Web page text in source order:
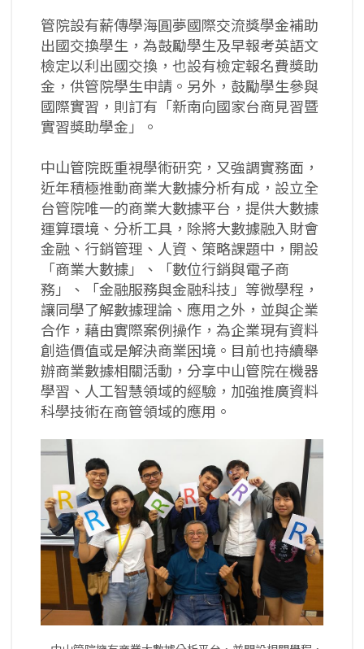
管院設有薪傳學海圓夢國際交流獎學金補助
出國交換學生，為鼓勵學生及早報考英語文
檢定以利出國交換，也設有檢定報名費獎助
金，供管院學生申請。另外，鼓勵學生參與
國際實習，則訂有「新南向國家台商見習暨
實習獎助學金」。
中山管院既重視學術研究，又強調實務面，
近年積極推動商業大數據分析有成，設立全
台管院唯一的商業大數據平台，提供大數據
運算環境、分析工具，除將大數據融入財會
金融、行銷管理、人資、策略課題中，開設
「商業大數據」、「數位行銷與電子商
務」、「金融服務與金融科技」等微學程，
讓同學了解數據理論、應用之外，並與企業
合作，藉由實際案例操作，為企業現有資料
創造價值或是解決商業困境。目前也持續舉
辦商業數據相關活動，分享中山管院在機器
學習、人工智慧領域的經驗，加強推廣資料
科學技術在商管領域的應用。